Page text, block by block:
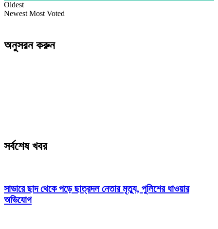
Oldest
Newest Most Voted
অনুসরন করুন
সর্বশেষ খবর
সাভারে ছাদ থেকে পড়ে ছাত্রদল নেতার মৃত্যু, পুলিশের ধাওয়ার
অভিযোগ